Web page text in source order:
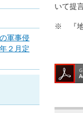
いて提
※ 『地
軍事侵
２月定